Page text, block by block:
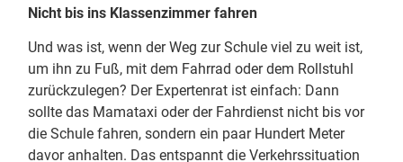
Nicht bis ins Klassenzimmer fahren
Und was ist, wenn der Weg zur Schule viel zu weit ist,
um ihn zu Fuß, mit dem Fahrrad oder dem Rollstuhl
zurückzulegen? Der Expertenrat ist einfach: Dann
sollte das Mamataxi oder der Fahrdienst nicht bis vor
die Schule fahren, sondern ein paar Hundert Meter
davor anhalten. Das entspannt die Verkehrssituation